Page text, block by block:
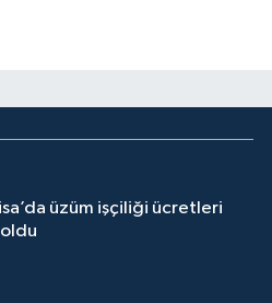
üzüm işçiliği ücretleri